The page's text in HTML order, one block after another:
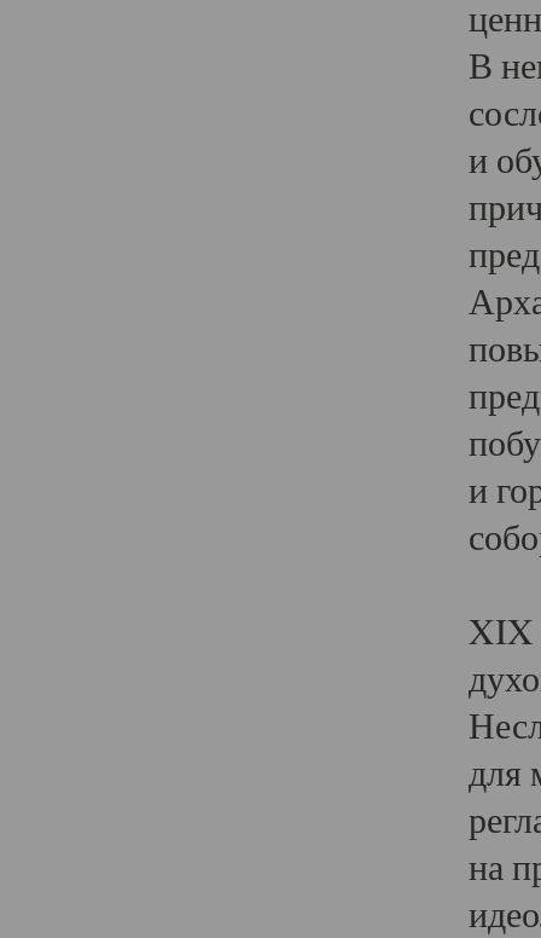
В
и
и
XIX
для
на